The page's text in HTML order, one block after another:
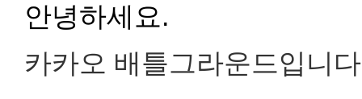
안녕하세요.
카카오 배틀그라운드입니